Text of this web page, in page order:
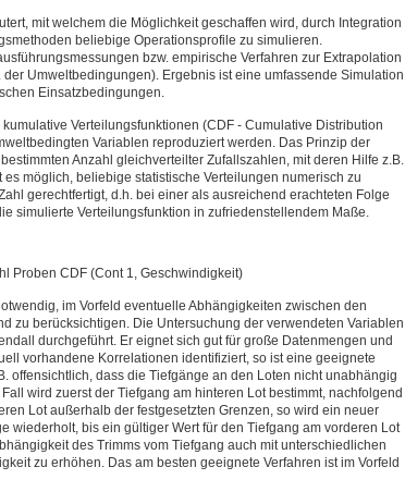
mit welchem die Möglichkeit geschaffen wird, durch Integration
beliebige Operationsprofile zu simulieren.
bzw. empirische Verfahren zur Extrapolation
Umweltbedingungen). Ergebnis ist eine umfassende Simulation
Einsatzbedingungen.
Verteilungsfunktionen (CDF - Cumulative Distribution
Variablen reproduziert werden. Das Prinzip der
Anzahl gleichverteilter Zufallszahlen, mit deren Hilfe z.B.
möglich, beliebige statistische Verteilungen numerisch zu
gerechtfertigt, d.h. bei einer als ausreichend erachteten Folge
simulierte Verteilungsfunktion in zufriedenstellendem Maße.
Proben CDF (Cont 1, Geschwindigkeit)
im Vorfeld eventuelle Abhängigkeiten zwischen den
zu berücksichtigen. Die Untersuchung der verwendeten Variablen
durchgeführt. Er eignet sich gut für große Datenmengen und
vorhandene Korrelationen identifiziert, so ist eine geeignete
offensichtlich, dass die Tiefgänge an den Loten nicht unabhängig
wird zuerst der Tiefgang am hinteren Lot bestimmt, nachfolgend
Lot außerhalb der festgesetzten Grenzen, so wird ein neuer
wiederholt, bis ein gültiger Wert für den Tiefgang am vorderen Lot
des Trimms vom Tiefgang auch mit unterschiedlichen
zu erhöhen. Das am besten geeignete Verfahren ist im Vorfeld